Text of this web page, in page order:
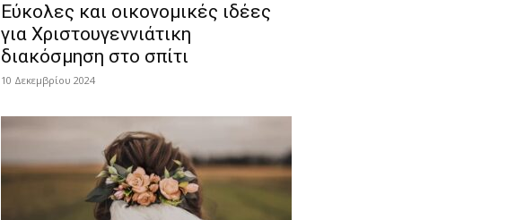
Εύκολες και οικονομικές ιδέες
για Χριστουγεννιάτικη
διακόσμηση στο σπίτι
10 Δεκεμβρίου 2024